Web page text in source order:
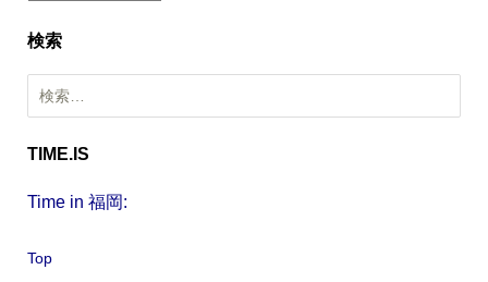
カ
イ
ブ
検索
索
TIME.IS
Time in 福岡:
Top